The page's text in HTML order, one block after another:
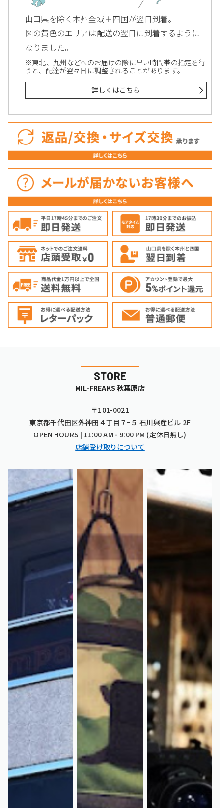
山口県を除く本州全域＋四国が翌日到着。
図の黄色のエリアは配送の翌日に到着するように
なりました。
※東北、九州などへのお届けの際に早い時間帯の指定を行
うと、配達が翌々日に調整されることがあります。
詳しくはこちら
STORE
MIL-FREAKS 秋葉原店
〒101-0021
東京都千代田区外神田４丁目７−５ 石川興産ビル 2F
OPEN HOURS | 11:00 AM - 9:00 PM (定休日無し)
店舗受け取りについて